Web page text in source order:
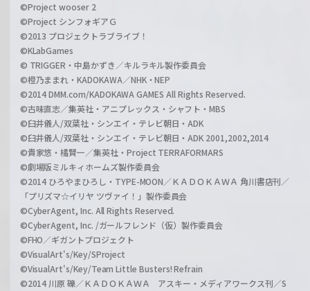
©Project wooser 2
©Project シンフォギアＧ
©2013 プロジェクトラブライブ！
©KLabGames
© TRIGGER・中島かずき／キルラキル製作委員会
©橙乃ままれ・KADOKAWA／NHK・NEP
©2014 DMM.com/KADOKAWA GAMES All Rights Reserved.
©古味直志／集英社・アニプレックス・シャフト・MBS
©臼井儀人/双葉社・シンエイ・テレビ朝日・ADK
©臼井儀人/双葉社・シンエイ・テレビ朝日・ADK 2001,2002,2014
©貴家悠・橘賢一／集英社・Project TERRAFORMARS
©劇場版ミルキィホームズ製作委員会
©2014 ひろやまひろし・TYPE-MOON／ＫＡＤＯＫＡＷＡ 角川書店刊／
「プリズマ☆イリヤ ツヴァイ！」製作委員会
©CyberAgent, Inc. All Rights Reserved.
©CyberAgent, Inc. /ガールフレンド（仮）製作委員会
©FHO／ギガントプロジェクト
©VisualArt's/Key/SProject
©VisualArt's/Key/Team Little Busters! Refrain
©2014 川原 礫／ＫＡＤＯＫＡＷＡ アスキー・メディアワークス刊／S